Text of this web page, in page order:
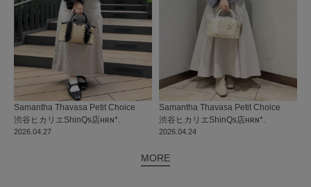
2026.04.27
Samantha Thavasa Petit Choice
渋谷ヒカリエShinQs店ʜʀɴ*.
2026.04.24
Samantha Thavasa Petit Choice
渋谷ヒカリエShinQs店ʜʀɴ*.
MORE